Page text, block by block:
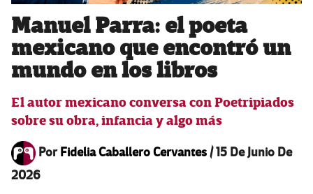
Manuel Parra: el poeta
mexicano que encontró un
mundo en los libros
El autor mexicano conversa con Poetripiados
sobre su obra, infancia y algo más
PorFidelia Caballero Cervantes/15 De Junio De
2026